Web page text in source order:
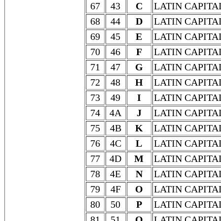
67
43 C
LATIN
68
44 D
LATIN
69
45 E
LATIN
70
46 F
LATIN
71
47 G
LATIN
72
48 H
LATIN
73
49 I
LATIN
74
4A J
LATIN
75
4B K
LATIN
76
4C L
LATIN
77
4D M
LATIN
78
4E N
LATIN
79
4F O
LATIN
80
50 P
LATIN